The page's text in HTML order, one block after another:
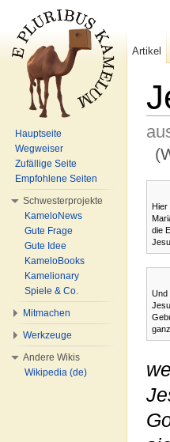
Hier
die
Und
Artikel
Hauptseite
Wegweiser
Zufällige Seite
Empfohlene Seiten
Schwesterprojekte
KameloNews
Gute Frage
Gute Idee
KameloBooks
Kamelionary
Spiele & Co.
Mitmachen
Werkzeuge
Andere Wikis
Wikipedia (de)